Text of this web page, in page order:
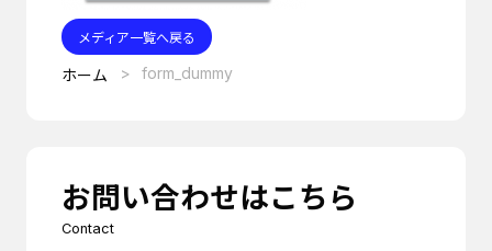
メディア一覧へ戻る
ホーム form_dummy
お問い合わせはこちら
Contact